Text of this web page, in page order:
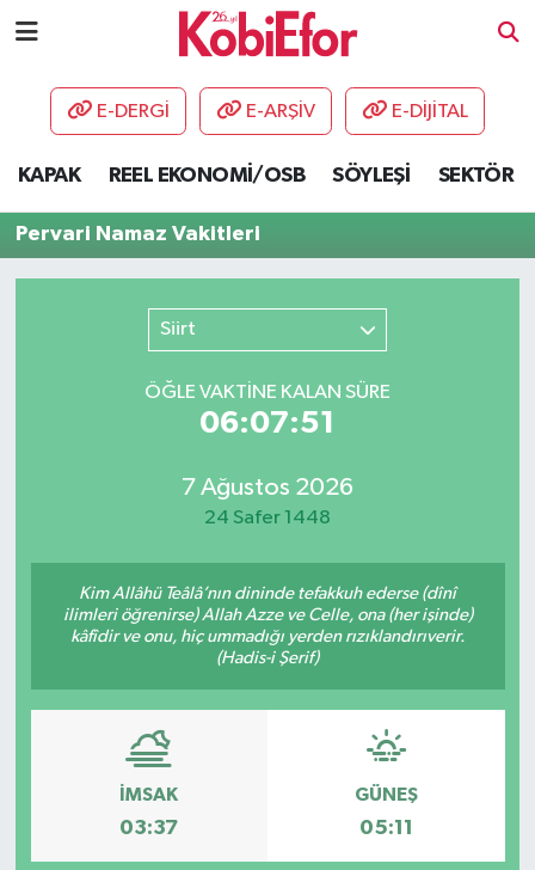
E-DERGİ E-ARŞİV E-DİJİTAL
KAPAK REEL EKONOMİ/OSB SÖYLEŞİ SEKTÖR
Pervari Namaz Vakitleri
Siirt
ÖĞLE VAKTİNE KALAN SÜRE
06:07:51
7 Ağustos 2026
24 Safer 1448
Kim Allâhü Teâlâ’nın dininde tefakkuh ederse (dînî
ilimleri öğrenirse) Allah Azze ve Celle, ona (her işinde)
kâfîdir ve onu, hiç ummadığı yerden rızıklandırıverir.
(Hadis-i Şerif)
İMSAK
03:37
GÜNEŞ
05:11
AKADEMİ
DESTEK-TEŞVİK
HABERLER
ŞİRKET PANO
YAŞAM